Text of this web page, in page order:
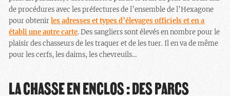
de procédures avec les préfectures de l’ensemble de l’Hexagone
pour obtenirles adresses et types d’élevages officiels et en a
établi une autre carte. Des sangliers sont élevés en nombre pour le
plaisir des chasseurs de les traquer et de les tuer. Il en va de même
pour les cerfs, les daims, les chevreuils…
LA CHASSE EN ENCLOS : DES PARCS